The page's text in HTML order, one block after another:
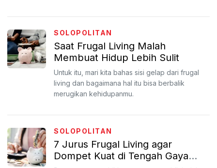
SOLOPOLITAN
Saat Frugal Living Malah
Membuat Hidup Lebih Sulit
Untuk itu, mari kita bahas sisi gelap dari frugal
living dan bagaimana hal itu bisa berbalik
merugikan kehidupanmu.
SOLOPOLITAN
7 Jurus Frugal Living agar
Dompet Kuat di Tengah Gaya